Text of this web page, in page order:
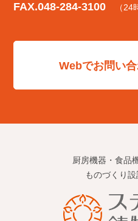
FAX.048-284-3100 （24
Webでお問い
厨房機器・食品
ものづくり